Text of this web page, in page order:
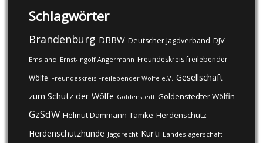
Schlagwörter
Brandenburg DBBW Deutscher Jagdverband DJV
Emsland Ernst-Ingolf Angermann Freundeskreis freilebender
Wölfe Freundeskreis Freilebender Wölfe e.V. Gesellschaft
zum Schutz der Wölfe Goldenstedt Goldenstedter Wölfin
GzSdW Helmut Dammann-Tamke Herdenschutz
Herdenschutzhunde Jagdrecht Kurti Landesjägerschaft